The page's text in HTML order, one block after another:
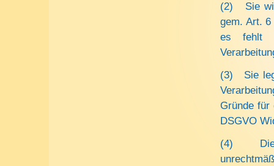
(2) Sie
gem. Art.
es fehlt
(3) Sie
Gründe für
DSGVO
(4) Die